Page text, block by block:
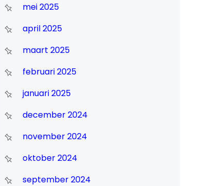
mei 2025
april 2025
maart 2025
februari 2025
januari 2025
december 2024
november 2024
oktober 2024
september 2024